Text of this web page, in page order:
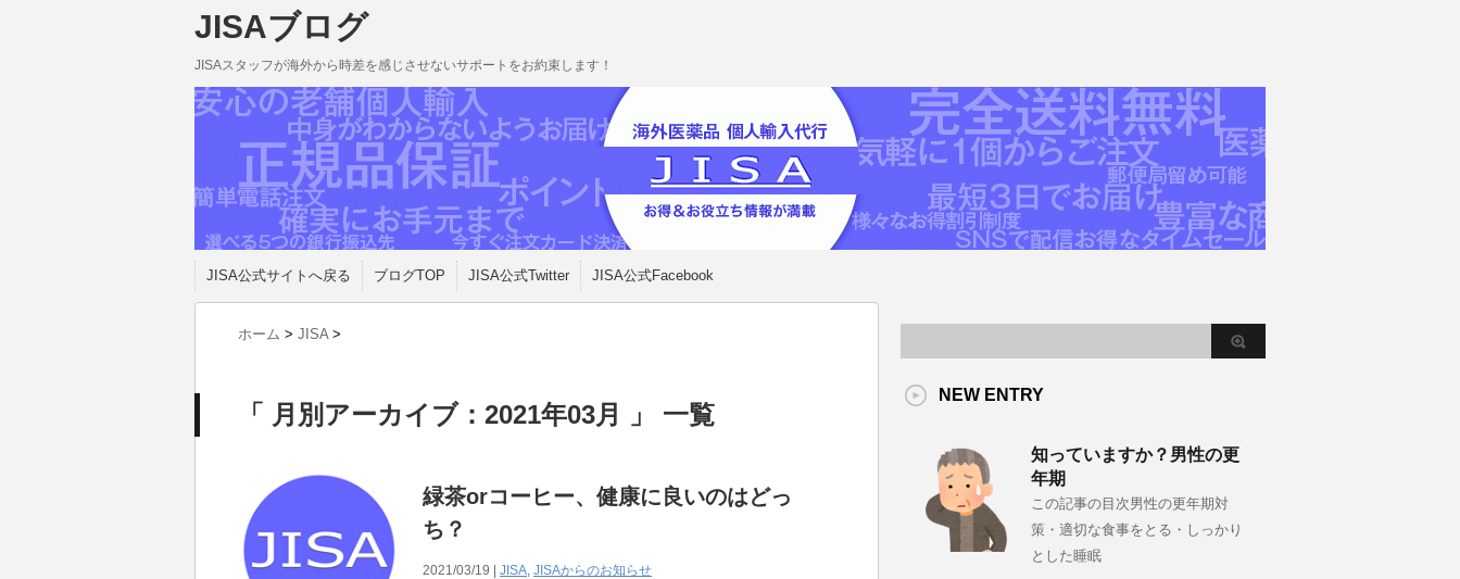
JISAブログ
JISAスタッフが海外から時差を感じさせないサポートをお約束します！
JISA公式サイトへ戻る ブログTOP JISA公式Twitter JISA公式Facebook
ホーム > JISA >
「 月別アーカイブ：2021年03月 」 一覧
緑茶orコーヒー、健康に良いのはどっ
ち？
2021/03/19 | JISA, JISAからのお知らせ
NEW ENTRY
知っていますか？男性の更
年期
この記事の目次男性の更年期対
策・適切な食事をとる・しっかり
とした睡眠